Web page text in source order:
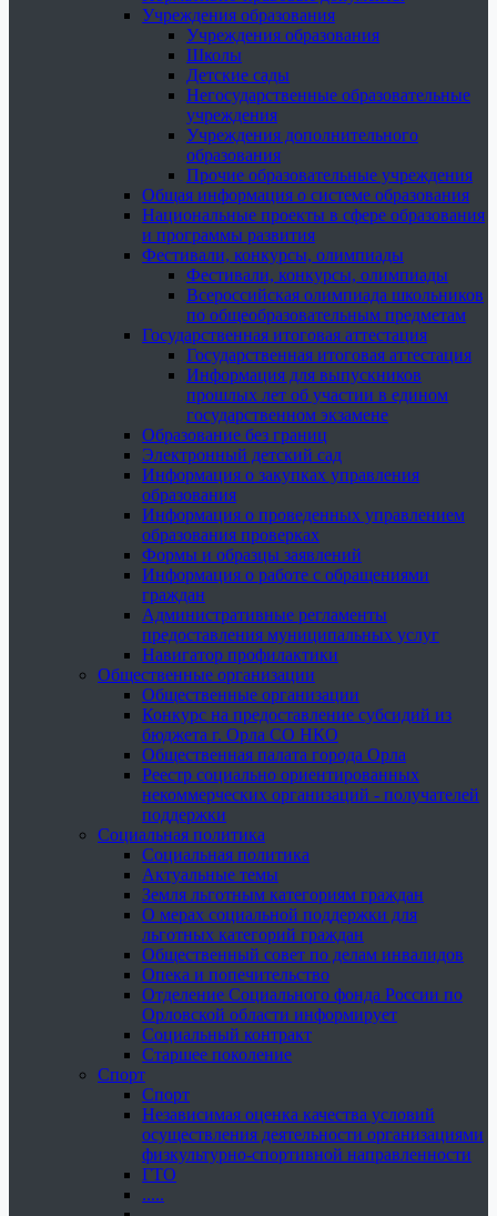
Учреждения образования
Учреждения образования
Школы
Детские сады
Негосударственные образовательные
учреждения
Учреждения дополнительного
образования
Прочие образовательные учреждения
Общая информация о системе образования
Национальные проекты в сфере образования
и программы развития
Фестивали, конкурсы, олимпиады
Фестивали, конкурсы, олимпиады
Всероссийская олимпиада школьников
по общеобразовательным предметам
Государственная итоговая аттестация
Государственная итоговая аттестация
Информация для выпускников
прошлых лет об участии в едином
государственном экзамене
Образование без границ
Электронный детский сад
Информация о закупках управления
образования
Информация о проведенных управлением
образования проверках
Формы и образцы заявлений
Информация о работе с обращениями
граждан
Административные регламенты
предоставления муниципальных услуг
Навигатор профилактики
Общественные организации
Общественные организации
Конкурс на предоставление субсидий из
бюджета г. Орла СО НКО
Общественная палата города Орла
Реестр социально ориентированных
некоммерческих организаций - получателей
поддержки
Социальная политика
Социальная политика
Актуальные темы
Земля льготным категориям граждан
О мерах социальной поддержки для
льготных категорий граждан
Общественный совет по делам инвалидов
Опека и попечительство
Отделение Социального фонда России по
Орловской области информирует
Социальный контракт
Старшее поколение
Спорт
Спорт
Независимая оценка качества условий
осуществления деятельности организациями
физкультурно-спортивной направленности
ГТО
.....